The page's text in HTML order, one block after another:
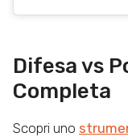
Difesa vs
Completa
Scopri uno